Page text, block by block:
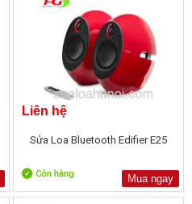
Liên hệ
Sửa Loa Bluetooth Edifier E25
Mua ngay